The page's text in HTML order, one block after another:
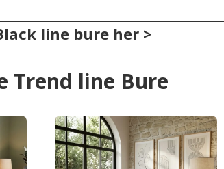
104
line bure her >
Trend line Bure